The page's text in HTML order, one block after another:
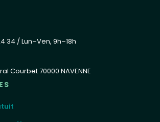
34 / Lun–Ven, 9h–18h
Courbet 70000 NAVENNE